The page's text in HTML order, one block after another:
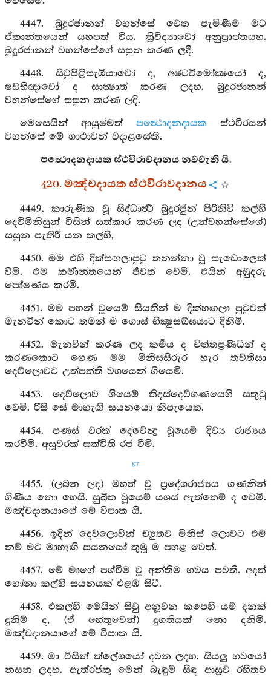
4447. බුදුරජානන් වහන්සේ වෙත පැමිණීම මට
ඒකාන්තයෙන් යහපත් විය. ත්‍රිවිද්‍යාවෝ අනුප්‍රාප්තයහ.
බුදුරජානන් වහන්සේගේ සසුන කරණ ලදී.
4448. සිවුපිළිසැඹියාවෝ ද, අෂ්ටවිමෝක්‍ෂයෝ ද,
ෂඩභිඥාවෝ ද සාක්‍ෂාත් කරණ ලදහ. බුදුරජානන්
වහන්සේගේ සසුන කරණ ලදි.
මෙසෙයින් ආයුෂ්මත් පත්‍ථොදනදායක ස්ථවිරයන්
වහන්සේ මේ ගාථාවන් වදාළසේකි.
පත්‍ථොදනදායක ස්ථවිරාවදානය නවවැනි යි.
420. මඤ්චදායක ස්ථවිරාවදානය
4449. කාරුණික වූ සිද්ධාර්‍ත්‍ථ බුදුරජුන් පිරිනිවි කල්හි
දෙවිමිනිසුන් විසින් සත්කාර කරණ ලද (උන්වහන්සේගේ)
සසුන පැතිරී යන කල්හි,
4450. මම එහි දික්සඟලාපුටු තනන්නා වූ සැඩොලෙක්
වීමි. එම කර්‍මාන්තයෙන් ජීවත් වෙමි. එයින් අඹුදරු
පෝෂණය කරමි.
4451. මම පහන් වූයෙම් සියතින් ම දික්හඟලා පුටුවක්
මැනවින් කොට තමන් ම ගොස් භික්‍ෂුසඞ්ඝයාට දිනිමි.
4452. මැනවින් කරණ ලද කර්‍මය ද චිත්තප්‍රණිධීන් ද
කරණකොට ගෙණ මම මිනිස්සිරුර හැර තව්තිසා
දෙව්ලොවට උත්පත්ති වශයෙන් ගියෙමි.
4453. දෙව්ලොව ගියෙම් තිදස්දෙව්ගණයෙහි සතුටු
වෙමි. රිසි සේ මාහැඟි සයනයෝ නිපැයෙත්.
4454. පණස් වරක් දේවේන්‍ද්‍ර වූයෙම් දිව්‍ය රාජ්‍යය
කරවීමි. අසූවරක් සක්විති රජ වීමි.
87
4455. (ලබන ලද) මහත් වූ ප්‍රදේශරාජ්‍යය ගණනින්
ගිණිය නො හෙයි. සුඛිත වූයෙම් යශස් ඇත්තෙම් ද වෙමි.
මඤ්චදානයාගේ මේ විපාක යි.
4456. ඉදින් දෙව්ලොවින් ච්‍යුතව මිනිස් ලොවට එම්
නම් මට මාහැඟි සයනයෝ තුමූ ම පහළ වෙත්.
4457. මේ මාගේ පශ්චිම වූ අන්තිම භවය පවතී. අදත්
හෝනා කල්හි සයනයක් එළඹ සිටී.
4458. එකල්හි මෙයින් සිවු අනූවන කපෙහි යම් දනක්
දුනිම් ද, (ඒ හේතුවෙන්) දුගතියක් නො දනිමි.
මඤ්චදානයාගේ මේ විපාක යි.
4459. මා විසින් ක්ලේශයෝ දවන ලදහ. සියලු භවයෝ
නසන ලදහ. ඇත්රජකු මෙන් බැඳුම් සිඳ ආස්‍රව රහිතව